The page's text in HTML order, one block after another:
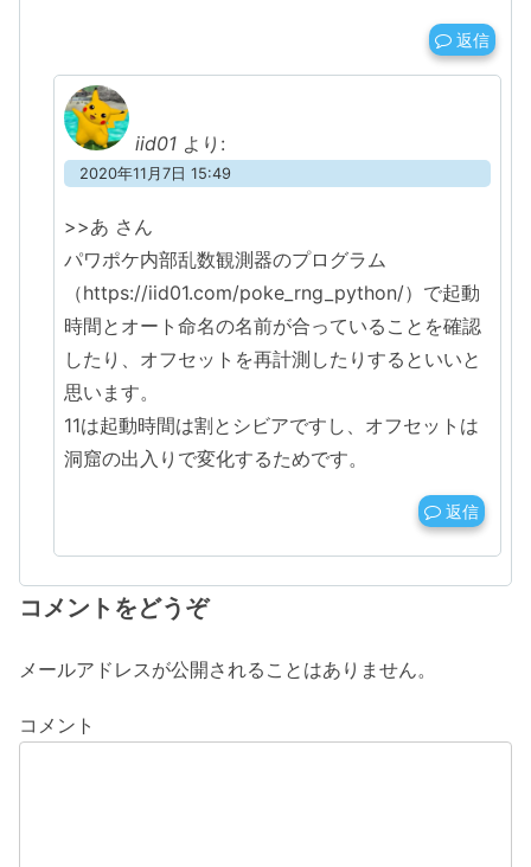
返信
iid01 より:
2020年11月7日 15:49
>>あ さん
パワポケ内部乱数観測器のプログラム
（https://iid01.com/poke_rng_python/）で起動
時間とオート命名の名前が合っていることを確認
したり、オフセットを再計測したりするといいと
思います。
11は起動時間は割とシビアですし、オフセットは
洞窟の出入りで変化するためです。
返信
コメントをどうぞ
メールアドレスが公開されることはありません。
コメント